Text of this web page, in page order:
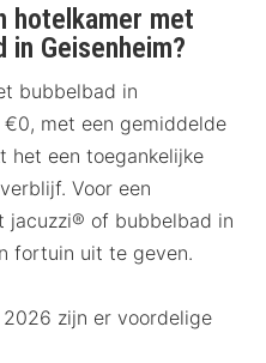
hotelkamer met
Geisenheim?
bubbelbad in
met een gemiddelde
het een toegankelijke
Voor een
jacuzzi® of bubbelbad in
fortuin uit te geven.
zijn er voordelige